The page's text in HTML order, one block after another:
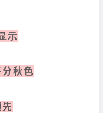
示
秋色